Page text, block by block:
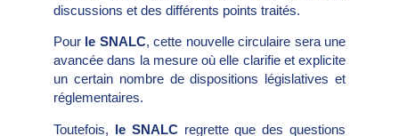
discussions et des différents points traités.
Pour le SNALC, cette nouvelle circulaire sera une
avancée dans la mesure où elle clarifie et explicite
un certain nombre de dispositions législatives et
réglementaires.
Toutefois, le SNALCregrette que des questions